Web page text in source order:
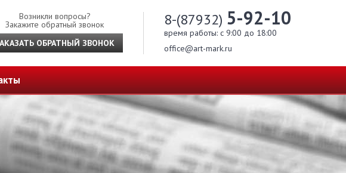
8-(87932) 5-92-10
время работы: c 9:00 до 18:00
office@art-mark.ru
Возникли вопросы?
Закажите обратный звонок
ОБРАТНЫЙ ЗВОНОК